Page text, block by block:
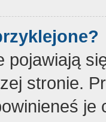
pojawiają
stronie.
je